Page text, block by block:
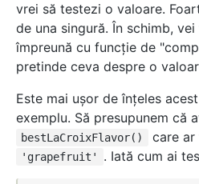
vrei să testezi o valoare.
de una singură. În schimb,
împreună cu funcție de
pretinde ceva despre o
Este mai uşor de înţeles
exemplu. Să presupunem că
bestLaCroixFlavor() care ar
'grapefruit' . Iată cum ai